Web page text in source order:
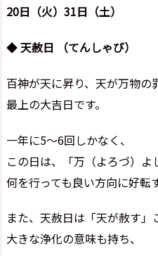
20日（火）31日（土）
◆天赦日 （てんしゃび）
百神が天に昇り、天が万物の
最上の大吉日です。
一年に5～6回しかなく、
この日は、「万（よろづ）よ
何を行っても良い方向に好転
また、天赦日は「天が赦す」
大きな浄化の意味も持ち、